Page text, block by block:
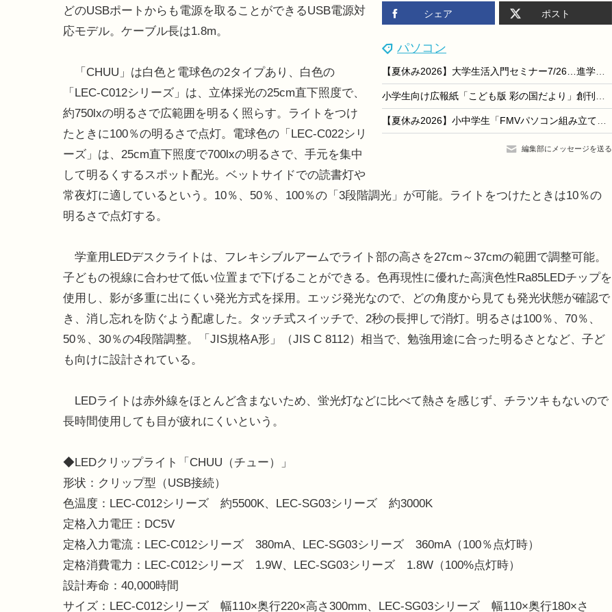
シェア ポスト
パソコン
【夏休み2026】大学生活入門セミナー7/26…進学費用や準備を解説
小学生向け広報紙「こども版 彩の国だより」創刊…埼玉県
【夏休み2026】小中学生「FMVパソコン組み立て教室」8/22
編集部にメッセージを送る
どのUSBポートからも電源を取ることができるUSB電源対
応モデル。ケーブル長は1.8m。
「CHUU」は白色と電球色の2タイプあり、白色の
「LEC-C012シリーズ」は、立体採光の25cm直下照度で、
約750lxの明るさで広範囲を明るく照らす。ライトをつけ
たときに100％の明るさで点灯。電球色の「LEC-C022シリ
ーズ」は、25cm直下照度で700lxの明るさで、手元を集中
して明るくするスポット配光。ベットサイドでの読書灯や
常夜灯に適しているという。10％、50％、100％の「3段階調光」が可能。ライトをつけたときは10％の
明るさで点灯する。
学童用LEDデスクライトは、フレキシブルアームでライト部の高さを27cm～37cmの範囲で調整可能。
子どもの視線に合わせて低い位置まで下げることができる。色再現性に優れた高演色性Ra85LEDチップを
使用し、影が多重に出にくい発光方式を採用。エッジ発光なので、どの角度から見ても発光状態が確認で
き、消し忘れを防ぐよう配慮した。タッチ式スイッチで、2秒の長押しで消灯。明るさは100％、70％、
50％、30％の4段階調整。「JIS規格A形」（JIS C 8112）相当で、勉強用途に合った明るさとなど、子ど
も向けに設計されている。
LEDライトは赤外線をほとんど含まないため、蛍光灯などに比べて熱さを感じず、チラツキもないので
長時間使用しても目が疲れにくいという。
◆LEDクリップライト「CHUU（チュー）」
形状：クリップ型（USB接続）
色温度：LEC-C012シリーズ 約5500K、LEC-SG03シリーズ 約3000K
定格入力電圧：DC5V
定格入力電流：LEC-C012シリーズ 380mA、LEC-SG03シリーズ 360mA（100％点灯時）
定格消費電力：LEC-C012シリーズ 1.9W、LEC-SG03シリーズ 1.8W（100%点灯時）
設計寿命：40,000時間
サイズ：LEC-C012シリーズ 幅110×奥行220×高さ300mm、LEC-SG03シリーズ 幅110×奥行180×さ